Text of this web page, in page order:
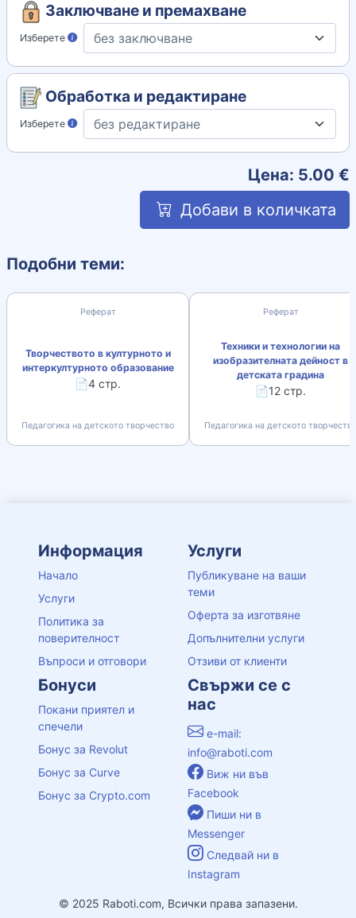
Заключване и премахване
Изберете
Обработка и редактиране
Изберете
Цена: 5.00 €
Добави в количката
Подобни теми:
Реферат
Творчеството в културното и
интеркултурното образование
📄4 стр.
Педагогика на детското творчество
Реферат
Техники и технологии на
изобразителната дейност в
детската градина
📄12 стр.
Педагогика на детското творчество
Информация
Начало
Услуги
Политика за
поверителност
Въпроси и отговори
Услуги
Публикуване на ваши
теми
Оферта за изготвяне
Допълнителни услуги
Отзиви от клиенти
Бонуси
Покани приятел и
спечели
Бонус за Revolut
Бонус за Curve
Бонус за Crypto.com
Свържи се с
нас
e-mail:
info@raboti.com
Виж ни във
Facebook
Пиши ни в
Messenger
Следвай ни в
Instagram
© 2025 Raboti.com, Всички права запазени.